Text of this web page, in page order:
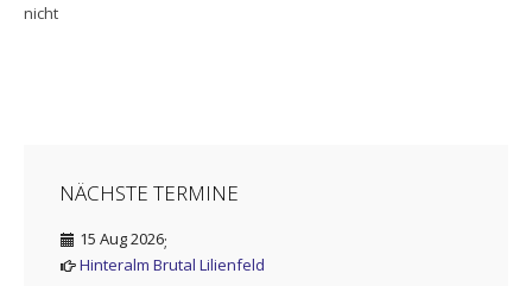
nicht
NÄCHSTE TERMINE
15 Aug 2026;
Hinteralm Brutal Lilienfeld